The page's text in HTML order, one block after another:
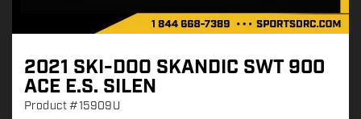
2021 SKI-DOO SKANDIC SWT 900
ACE E.S. SILEN
Product#15909U